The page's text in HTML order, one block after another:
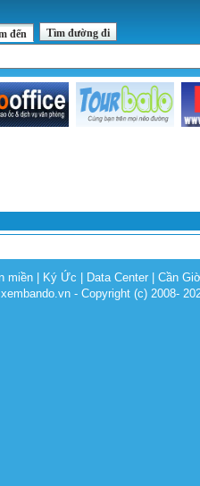
đến Tìm đường đi
miền Ký Ức Data Center |Cần
- Copyright (c) 2008-